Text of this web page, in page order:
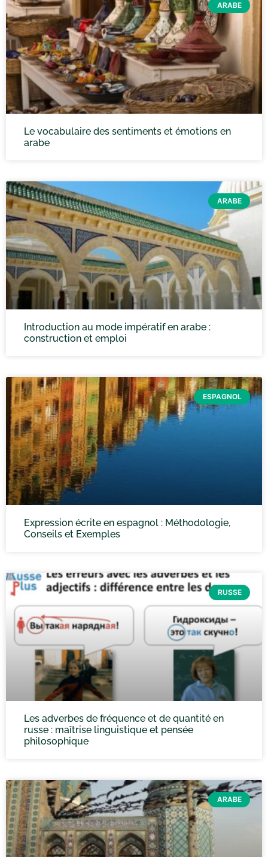
ARABE
Le vocabulaire des sentiments et émotions en
arabe
ARABE
Introduction au mode impératif en arabe :
construction et emploi
ESPAGNOL
Expression écrite en espagnol : Méthodologie,
Conseils et Exemples
RUSSE
Les adverbes de fréquence et de quantité en
russe : maîtrise linguistique et pensée
philosophique
ARABE